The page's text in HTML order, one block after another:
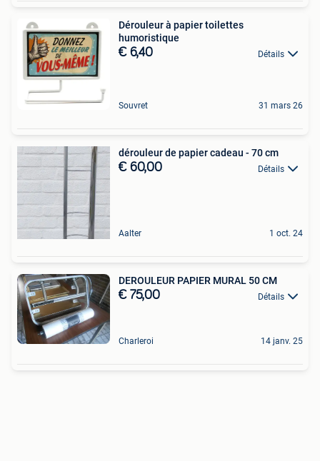
Dérouleur à papier toilettes
humoristique
€ 6,40 Détails
Souvret 31 mars 26
dérouleur de papier cadeau - 70 cm
€ 60,00 Détails
Aalter 1 oct. 24
DEROULEUR PAPIER MURAL 50 CM
€ 75,00 Détails
Charleroi 14 janv. 25